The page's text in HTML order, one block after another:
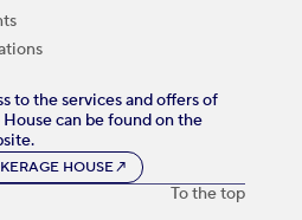
to the services and offers of
can be found on the
HOUSE↗
To the top